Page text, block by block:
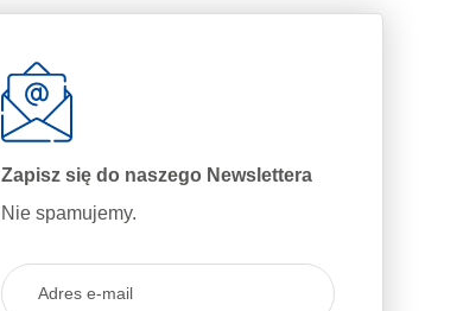
Zapisz się do naszego Newslettera
Nie spamujemy.